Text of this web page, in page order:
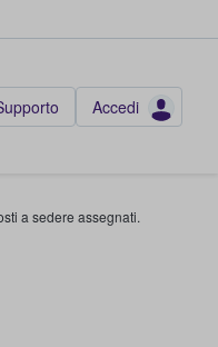
Accedi
a sedere assegnati.